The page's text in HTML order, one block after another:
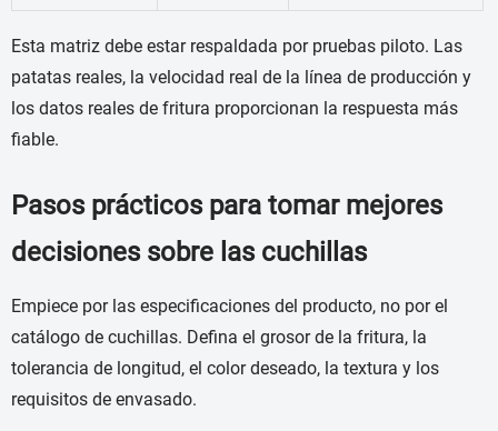
Esta matriz debe estar respaldada por pruebas piloto. Las
patatas reales, la velocidad real de la línea de producción y
los datos reales de fritura proporcionan la respuesta más
fiable.
Pasos prácticos para tomar mejores
decisiones sobre las cuchillas
Empiece por las especificaciones del producto, no por el
catálogo de cuchillas. Defina el grosor de la fritura, la
tolerancia de longitud, el color deseado, la textura y los
requisitos de envasado.